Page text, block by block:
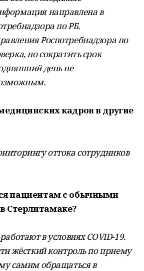
направлена в
по РБ.
Роспотребнадзора по
но сократить срок
день не
кадров в другие
оттока сотрудников
пациентам с обычными
Стерлитамаке?
в условиях COVID-19.
жёсткий контроль по приему
самим обращаться в